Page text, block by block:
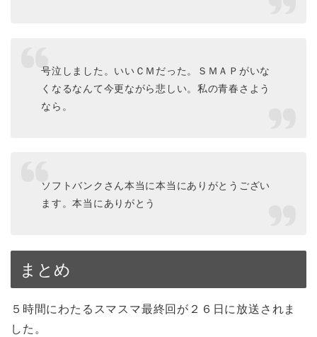
号泣しました。いいＣＭだった。ＳＭＡＰがいな
くなるなんて今更ながら悲しい。私の青春さよう
なら。
ソフトバンクさん本当に本当にありがとうござい
ます。本当にありがとう
まとめ
５時間にわたるスマスマ最終回が２６日に放送されま
した。